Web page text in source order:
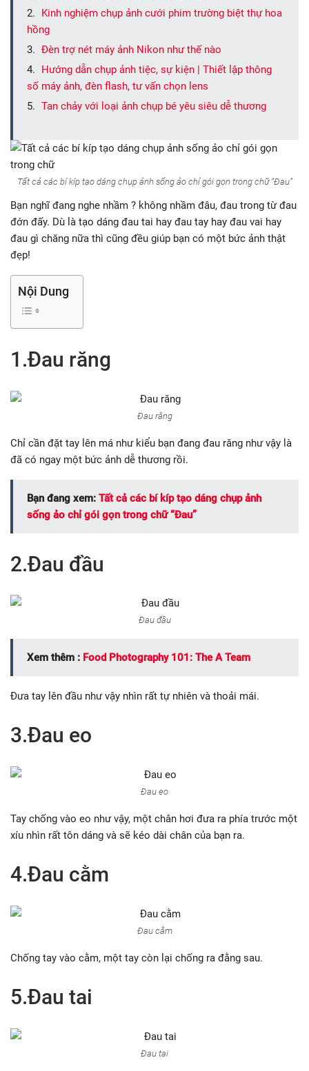
Kinh nghiệm chụp ảnh cưới phim trường biệt thự hoa
hồng
Đèn trợ nét máy ảnh Nikon như thế nào
Hướng dẫn chụp ảnh tiệc, sự kiện | Thiết lập thông
số máy ảnh, đèn flash, tư vấn chọn lens
Tan chảy với loại ảnh chụp bé yêu siêu dễ thương
Tất cả các bí kíp tạo dáng chụp ảnh sống ảo chỉ gói gọn trong chữ “Đau”
Bạn nghĩ đang nghe nhầm ? không nhầm đâu, đau trong từ đau
đớn đấy. Dù là tạo dáng đau tai hay đau tay hay đau vai hay
đau gì chăng nữa thì cũng đều giúp bạn có một bức ảnh thật
đẹp!
Nội Dung
1.Đau răng
Đau răng
Chỉ cần đặt tay lên má như kiểu bạn đang đau răng như vậy là
đã có ngay một bức ảnh dễ thương rồi.
Bạn đang xem: Tất cả các bí kíp tạo dáng chụp ảnh
sống ảo chỉ gói gọn trong chữ “Đau”
2.Đau đầu
Đau đầu
Xem thêm : Food Photography 101: The A Team
Đưa tay lên đầu như vậy nhìn rất tự nhiên và thoải mái.
3.Đau eo
Đau eo
Tay chống vào eo như vậy, một chân hơi đưa ra phía trước một
xíu nhìn rất tôn dáng và sẽ kéo dài chân của bạn ra.
4.Đau cằm
Đau cằm
Chống tay vào cằm, một tay còn lại chống ra đằng sau.
5.Đau tai
Đau tai